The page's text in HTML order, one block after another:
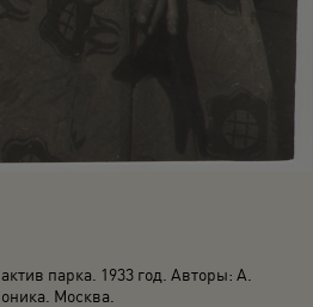
парка. 1933 год. Авторы: А.
Москва.